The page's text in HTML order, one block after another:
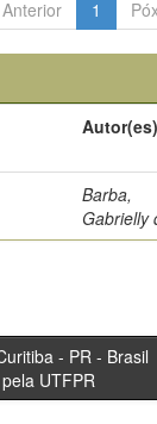
Anterior 1
Autor(es)
Barba,
Gabrielly
- Curitiba -
UTFPR